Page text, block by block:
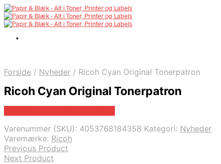
Forside / Nyheder / Ricoh Cyan Original Tonerpatron
Ricoh Cyan Original Tonerpatron
Varenummer (SKU): 4053768184358 Kategori: Nyheder
Varemærke: Ricoh
Previous Product
Next Product